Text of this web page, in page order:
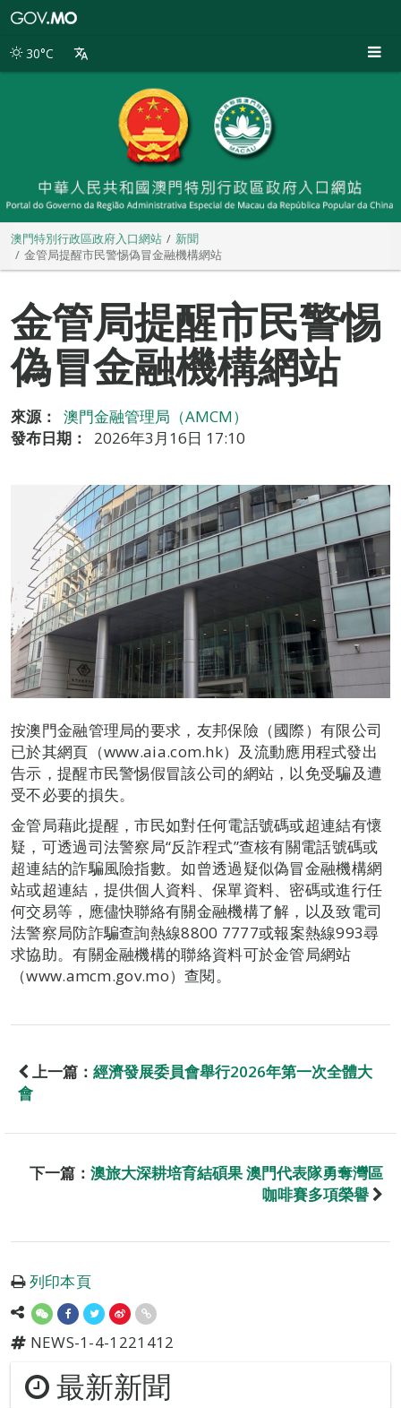
別
30°C
澳門特別行政區政府入口網站
新聞
金管局提醒市民警惕偽冒金融機構網站
金管局提醒市民警惕
偽冒金融機構網站
來源：
澳門金融管理局（AMCM）
發布日期：
2026年3月16日 17:10
按澳門金融管理局的要求，友邦保險（國際）有限公司
已於其網頁（www.aia.com.hk）及流動應用程式發出
告示，提醒市民警惕假冒該公司的網站，以免受騙及遭
受不必要的損失。
金管局藉此提醒，市民如對任何電話號碼或超連結有懷
疑，可透過司法警察局“反詐程式”查核有關電話號碼或
超連結的詐騙風險指數。如曾透過疑似偽冒金融機構網
站或超連結，提供個人資料、保單資料、密碼或進行任
何交易等，應儘快聯絡有關金融機構了解，以及致電司
法警察局防詐騙查詢熱線8800 7777或報案熱線993尋
求協助。有關金融機構的聯絡資料可於金管局網站
（www.amcm.gov.mo）查閱。
上一篇： 經濟發展委員會舉行2026年第一次全體大
會
下一篇： 澳旅大深耕培育結碩果 澳門代表隊勇奪灣區
咖啡賽多項榮譽
列印本頁
NEWS-1-4-1221412
最新新聞